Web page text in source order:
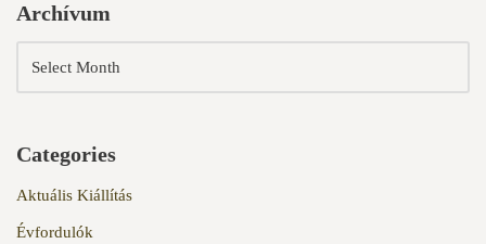
Archívum
Categories
Aktuális Kiállítás
Évfordulók